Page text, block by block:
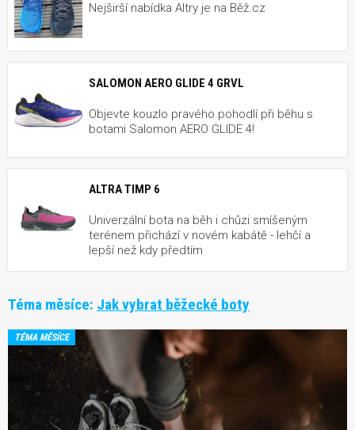
Nejširší nabídka Altry je na Běž.cz
SALOMON AERO GLIDE 4 GRVL
Objevte kouzlo pravého pohodlí při běhu s
botami Salomon AERO GLIDE 4!
ALTRA TIMP 6
Univerzální bota na běh i chůzi smíšeným
terénem přichází v novém kabátě - lehčí a
lepší než kdy předtím
Téma měsíce: Jak vybrat běžecké boty
TÉMA MĚSÍCE